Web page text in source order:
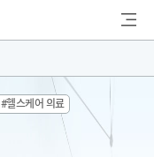
색
#헬스케어 의료